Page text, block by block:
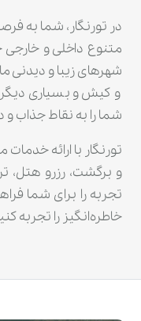
در تورنگار، شما به
متنوع داخلی و
شهرهای زیبا و دیدنی
و کیش و بسیاری
شما را به نقاط جذاب
تورنگار با ارائه
و برگشت، رزرو هتل،
تجربه را برای شما
خاطره‌انگیز را تجربه